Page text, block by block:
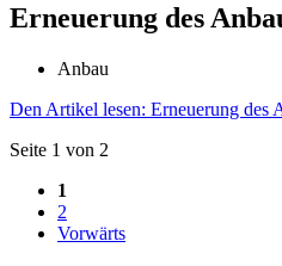
Erneuerung des
Anbau
Den Artikel lesen: Erneuerung des
Seite 1 von 2
1
2
Vorwärts